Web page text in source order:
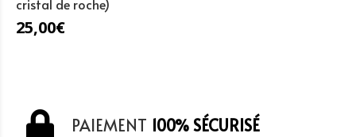
cristal de roche)
25,00€
PAIEMENT 100% SÉCURISÉ